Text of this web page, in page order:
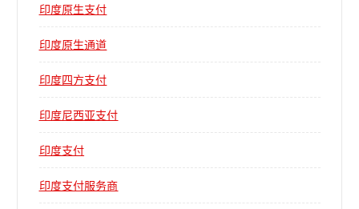
印度原生支付
印度原生通道
印度四方支付
印度尼西亚支付
印度支付
印度支付服务商